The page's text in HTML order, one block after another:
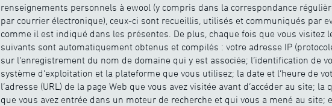
renseignements personnels à ewool (y compris dans la correspondance
par courrier électronique), ceux-ci sont recueillis, utilisés et communiqués par
comme il est indiqué dans les présentes. De plus, chaque fois que vous visitez
suivants sont automatiquement obtenus et compilés : votre adresse IP
sur l’enregistrement du nom de domaine qui y est associée; l’identification de
système d’exploitation et la plateforme que vous utilisez; la date et l’heure de
l’adresse (URL) de la page Web que vous avez visitée avant d’accéder au site; la
que vous avez entrée dans un moteur de recherche et qui vous a mené au site;